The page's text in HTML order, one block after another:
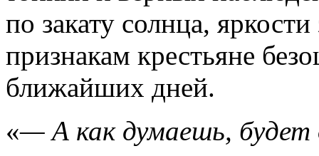
по закату солнца,
признакам крестьяне
ближайших дней.
«— А как думаешь,